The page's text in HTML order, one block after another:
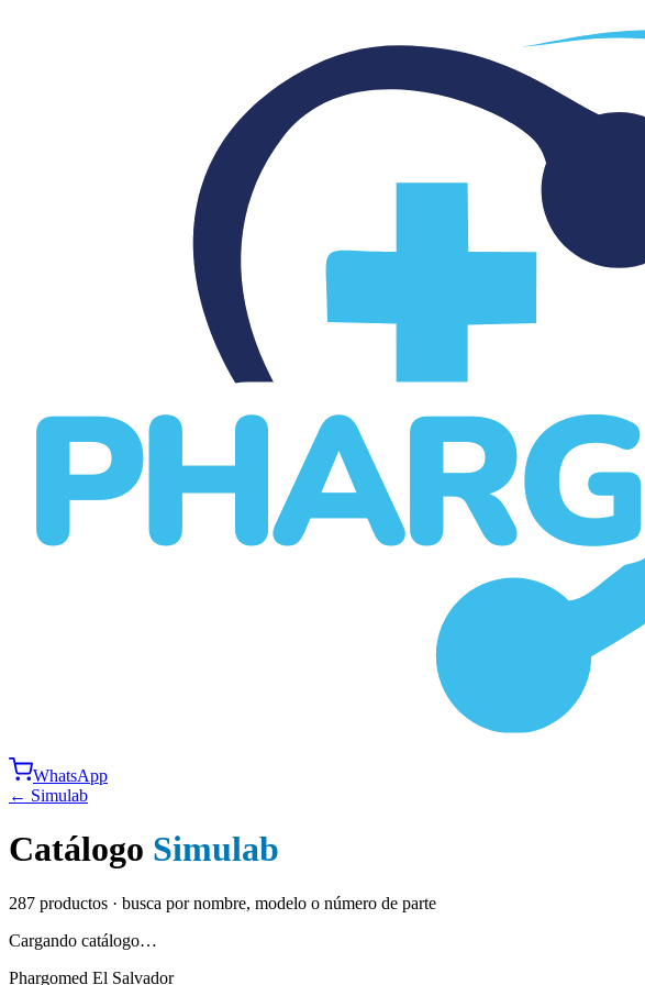
WhatsApp
← Simulab
Catálogo Simulab
287 productos · busca por nombre, modelo o número de parte
Cargando catálogo…
Phargomed El Salvador